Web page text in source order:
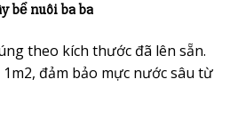
bể nuôi ba ba
theo kích thước đã lên sẵn.
đảm bảo mực nước sâu từ